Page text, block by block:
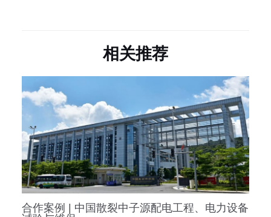
相关推荐
合作案例 | 中国散裂中子源配电工程、电力设备